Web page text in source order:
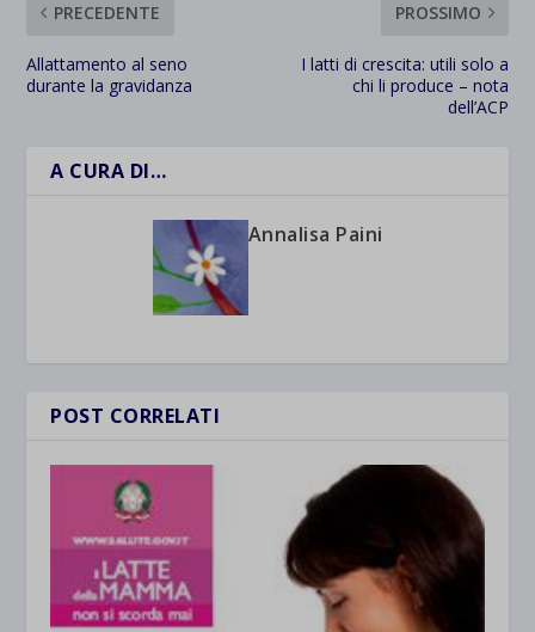
PRECEDENTE
Allattamento al seno
durante la gravidanza
PROSSIMO
I latti di crescita: utili solo a
chi li produce – nota
dell’ACP
A CURA DI…
Annalisa Paini
POST CORRELATI